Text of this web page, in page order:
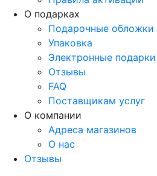
О подарках
Подарочные обложки
Упаковка
Электронные подарки
Отзывы
FAQ
Поставщикам услуг
О компании
Адреса магазинов
О нас
Отзывы